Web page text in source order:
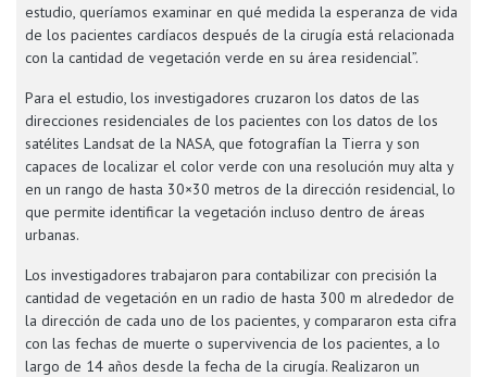
estudio, queríamos examinar en qué medida la esperanza de vida
de los pacientes cardíacos después de la cirugía está relacionada
con la cantidad de vegetación verde en su área residencial”.
Para el estudio, los investigadores cruzaron los datos de las
direcciones residenciales de los pacientes con los datos de los
satélites Landsat de la NASA, que fotografían la Tierra y son
capaces de localizar el color verde con una resolución muy alta y
en un rango de hasta 30×30 metros de la dirección residencial, lo
que permite identificar la vegetación incluso dentro de áreas
urbanas.
Los investigadores trabajaron para contabilizar con precisión la
cantidad de vegetación en un radio de hasta 300 m alrededor de
la dirección de cada uno de los pacientes, y compararon esta cifra
con las fechas de muerte o supervivencia de los pacientes, a lo
largo de 14 años desde la fecha de la cirugía. Realizaron un